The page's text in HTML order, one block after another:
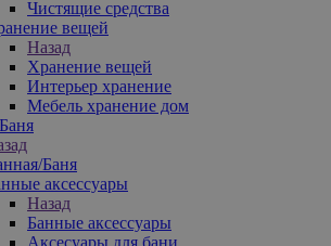
Чистящие средства
вещей
Назад
Хранение вещей
Интерьер хранение
Мебель хранение дом
Баня
аксессуары
Назад
Банные аксессуары
Аксесуары для бани